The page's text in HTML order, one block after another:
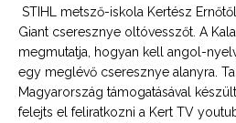
STIHL metsző-iskola Kertész
Giant cseresznye oltóvesszőt. A
megmutatja, hogyan kell angol-
egy meglévő cseresznye alanyra.
Magyarország támogatásával
felejts el feliratkozni a Kert TV